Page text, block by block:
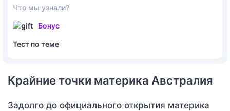
Что мы узнали?
Бонус
Тест по теме
Крайние точки материка Австралия
Задолго до официального открытия материка